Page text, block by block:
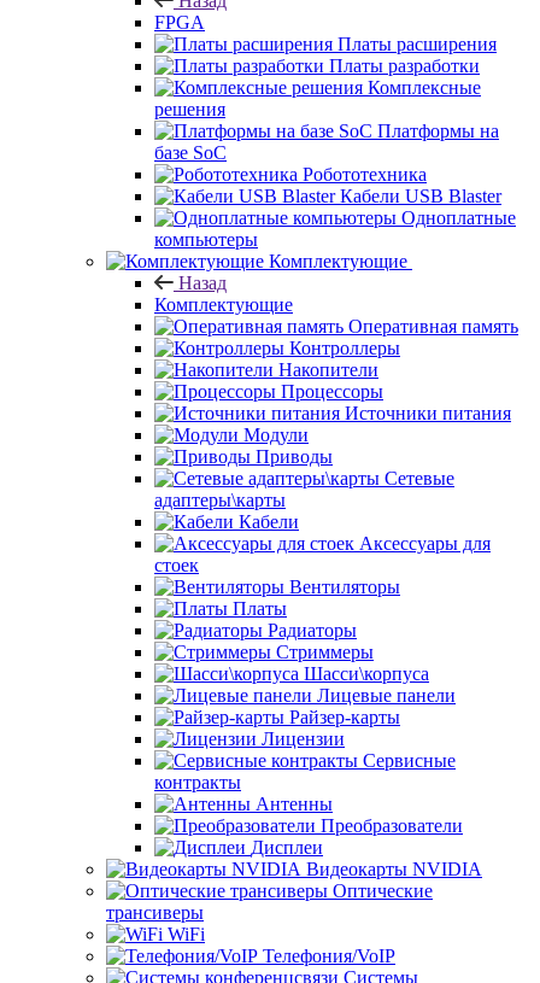
FPGA
Платы расширения
Платы разработки
Комплексные
решения
Платформы на
базе SoC
Робототехника
Кабели USB Blaster
Одноплатные
компьютеры
Комплектующие
Назад
Комплектующие
Оперативная память
Контроллеры
Накопители
Процессоры
Источники питания
Модули
Приводы
Сетевые
адаптеры\карты
Кабели
Аксессуары для
стоек
Вентиляторы
Платы
Радиаторы
Стриммеры
Шасси\корпуса
Лицевые панели
Райзер-карты
Лицензии
Сервисные
контракты
Антенны
Преобразователи
Дисплеи
Видеокарты NVIDIA
Оптические
трансиверы
WiFi
Телефония/VoIP
Системы